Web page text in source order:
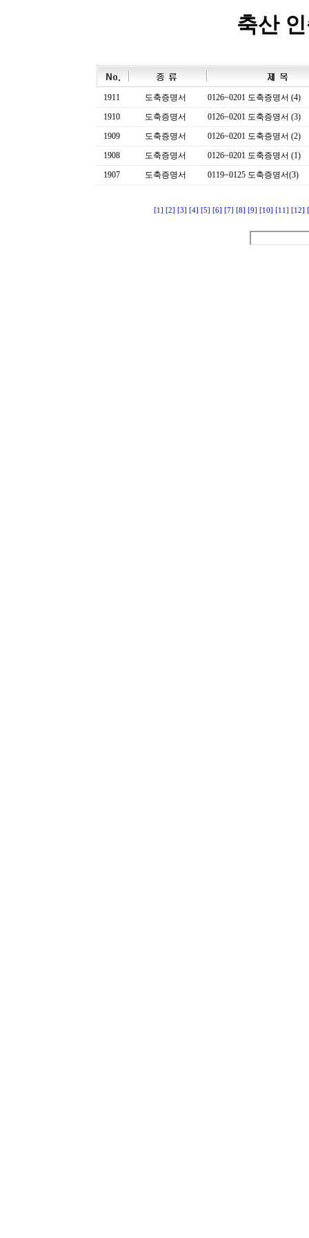
축산
1911 도축증명서
0126~0201 도축증명서 (4)
1910
도축증명서
0126~0201 도축증명서 (3)
1909
도축증명서
0126~0201 도축증명서 (2)
1908
도축증명서
0126~0201 도축증명서 (1)
1907
도축증명서 0119~0125 도축증명서(3)
[1] [2] [3] [4] [5] [6] [7] [8] [9] [10] [11] [12]